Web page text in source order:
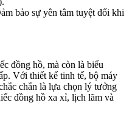
bảo sự yên tâm tuyệt đối khi
đồng hồ, mà còn là biểu
Với thiết kế tinh tế, bộ máy
chắn là lựa chọn lý tưởng
đồng hồ xa xỉ, lịch lãm và